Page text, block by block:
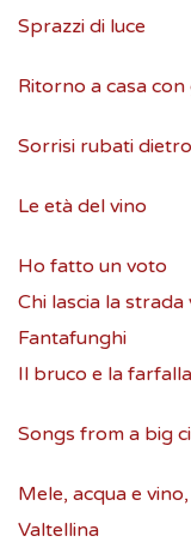
Sprazzi di luce
Ritorno a casa
Sorrisi rubati
Le età del vino
Ho fatto un voto
Chi lascia la strada
Fantafunghi
Il bruco e la farfalla
Songs from a big
Mele, acqua e
Valtellina